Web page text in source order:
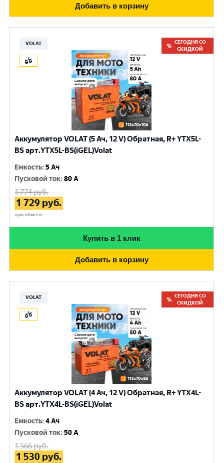
Добавить в корзину
VOLAT
СЕГОДНЯ СО
СКИДКОЙ
Аккумулятор VOLAT (5 Ач, 12 V) Обратная, R+ YTX5L-
BS арт.YTX5L-BS(iGEL)Volat
Емкость:5 Ач
Пусковой ток:80 A
1 774руб.
1 729 руб.
при обмене
Купить в 1 клик
Добавить в корзину
VOLAT
СЕГОДНЯ СО
СКИДКОЙ
Аккумулятор VOLAT (4 Ач, 12 V) Обратная, R+ YTX4L-
BS арт.YTX4L-BS(iGEL)Volat
Емкость:4 Ач
Пусковой ток:50 A
1 566руб.
1 530 руб.